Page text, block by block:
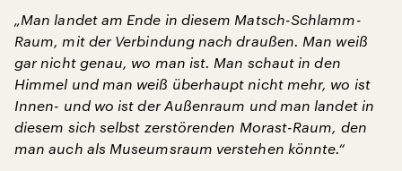
„Man landet am Ende in diesem Matsch-Schlamm-
Raum, mit der Verbindung nach draußen. Man weiß
gar nicht genau, wo man ist. Man schaut in den
Himmel und man weiß überhaupt nicht mehr, wo ist
Innen- und wo ist der Außenraum und man landet in
diesem sich selbst zerstörenden Morast-Raum, den
man auch als Museumsraum verstehen könnte.“